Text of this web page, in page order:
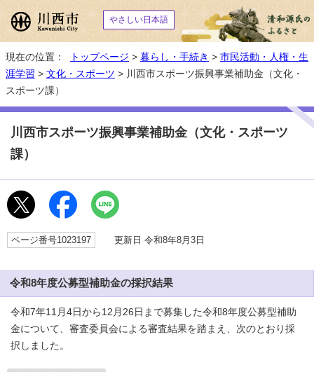
やさしい日本語
現在の位置： トップページ > 暮らし・手続き > 市民活動・人権・生
涯学習 > 文化・スポーツ > 川西市スポーツ振興事業補助金（文化・
スポーツ課）
川西市スポーツ振興事業補助金（文化・スポーツ
課）
ページ番号1023197 更新日 令和8年8月3日
令和8年度公募型補助金の採択結果
令和7年11月4日から12月26日まで募集した令和8年度公募型補助
金について、審査委員会による審査結果を踏まえ、次のとおり採
択しました。